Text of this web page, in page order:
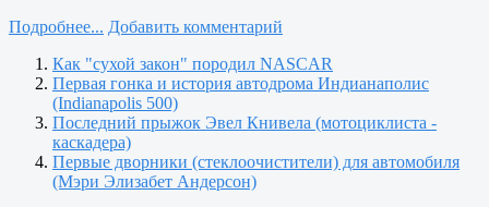
Подробнее... Добавить комментарий
Как "сухой закон" породил NASCAR
Первая гонка и история автодрома Индианаполис
(Indianapolis 500)
Последний прыжок Эвел Книвела (мотоциклиста -
каскадера)
Первые дворники (стеклоочистители) для автомобиля
(Мэри Элизабет Андерсон)